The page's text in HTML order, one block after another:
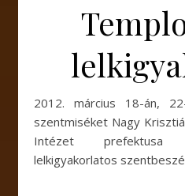
2012. március 18-án, 22-én és 24-én az esti
szentmiséket Nagy
Intézet prefektusa
lelkigyakorlatos